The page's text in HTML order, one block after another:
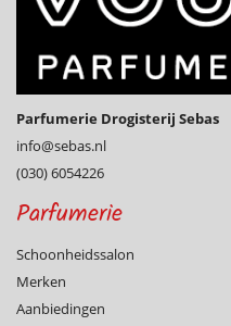
Parfumerie Drogisterij Sebas
info@­sebas.nl
(030) 6054226
Parfumerie
Schoonheidssalon
Merken
Aanbiedingen